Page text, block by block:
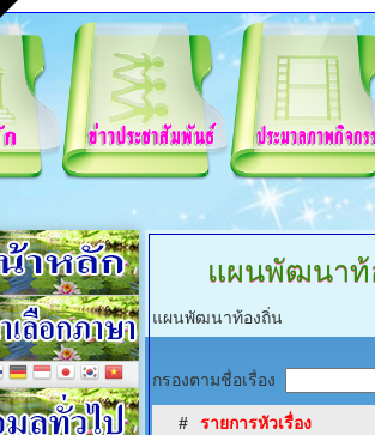
แผนพัฒนาท้
แผนพัฒนาท้องถิ่น
กรองตามชื่อเรื่อง
# รายการหัวเรื่อง